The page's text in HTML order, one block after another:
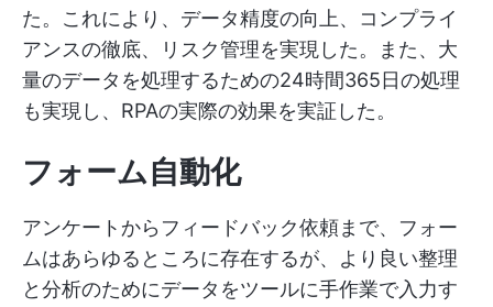
た。これにより、データ精度の向上、コンプライ
アンスの徹底、リスク管理を実現した。また、大
量のデータを処理するための24時間365日の処理
も実現し、RPAの実際の効果を実証した。
フォーム自動化
アンケートからフィードバック依頼まで、フォー
ムはあらゆるところに存在するが、より良い整理
と分析のためにデータをツールに手作業で入力す